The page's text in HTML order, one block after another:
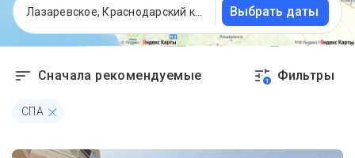
Выбрать даты
Сначала рекомендуемые 1 Фильтры
СПА